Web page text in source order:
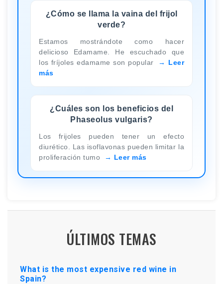
¿Cómo se llama la vaina del frijol
verde?
Estamos mostrándote como hacer
delicioso Edamame. He escuchado que
los fríjoles edamame son popular
Leer
más
¿Cuáles son los beneficios del
Phaseolus vulgaris?
Los frijoles pueden tener un efecto
diurético. Las isoflavonas pueden limitar la
proliferación tumo
Leer más
ÚLTIMOS TEMAS
What is the most expensive red wine in
Spain?